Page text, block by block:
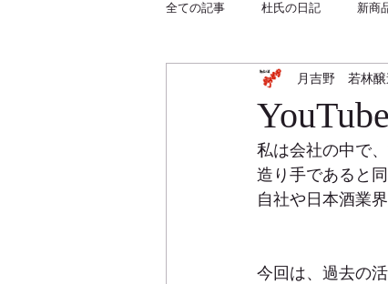
全ての記事 杜氏の日記 新商
月吉野 若林醸
私は会社の中で
造り手であると
自社や日本酒業
今回は、過去の